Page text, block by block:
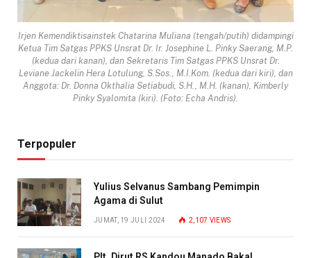
Irjen Kemendiktisainstek Chatarina Muliana (tengah/putih) didampingi
Ketua Tim Satgas PPKS Unsrat Dr. Ir. Josephine L. Pinky Saerang, M.P.
(kedua dari kanan), dan Sekretaris Tim Satgas PPKS Unsrat Dr.
Leviane Jackelin Hera Lotulung, S.Sos., M.I.Kom. (kedua dari kiri), dan
Anggota: Dr. Donna Okthalia Setiabudi, S.H., M.H. (kanan), Kimberly
Pinky Syalomita (kiri). (Foto: Echa Andris).
Terpopuler
Yulius Selvanus Sambang Pemimpin
Agama di Sulut
JUMAT, 19 JULI 2024 2,107 VIEWS